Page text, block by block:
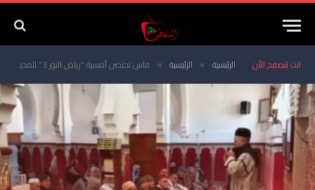
انت تتصفح الأن الرئيسية » الرئيسية » فاس تحتضن أمسية “رياض النور 3” للمديح والسماع الصوفي